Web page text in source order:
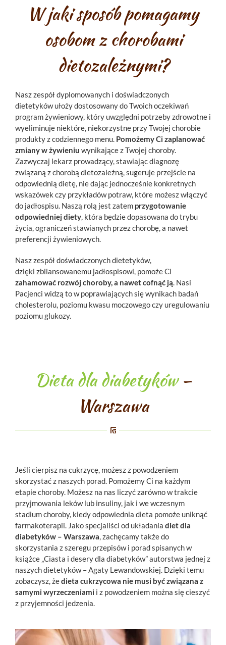
W jaki sposób pomagamy
osobom z chorobami
dietozależnymi?
Nasz zespół dyplomowanych i doświadczonych
dietetyków ułoży dostosowany do Twoich oczekiwań
program żywieniowy, który uwzględni potrzeby zdrowotne i
wyeliminuje niektóre, niekorzystne przy Twojej chorobie
produkty z codziennego menu. Pomożemy Ci zaplanować
zmiany w żywieniu wynikające z Twojej choroby.
Zazwyczaj lekarz prowadzący, stawiając diagnozę
związaną z chorobą dietozależną, sugeruje przejście na
odpowiednią dietę, nie dając jednocześnie konkretnych
wskazówek czy przykładów potraw, które możesz włączyć
do jadłospisu. Naszą rolą jest zatem przygotowanie
odpowiedniej diety, która będzie dopasowana do trybu
życia, ograniczeń stawianych przez chorobę, a nawet
preferencji żywieniowych.
Nasz zespół doświadczonych dietetyków,
dzięki zbilansowanemu jadłospisowi, pomoże Ci
zahamować rozwój choroby, a nawet cofnąć ją. Nasi
Pacjenci widzą to w poprawiających się wynikach badań
cholesterolu, poziomu kwasu moczowego czy uregulowaniu
poziomu glukozy.
Dieta dla diabetyków –
Warszawa
Jeśli cierpisz na cukrzycę, możesz z powodzeniem
skorzystać z naszych porad. Pomożemy Ci na każdym
etapie choroby. Możesz na nas liczyć zarówno w trakcie
przyjmowania leków lub insuliny, jak i we wczesnym
stadium choroby, kiedy odpowiednia dieta pomoże uniknąć
farmakoterapii. Jako specjaliści od układania diet dla
diabetyków – Warszawa, zachęcamy także do
skorzystania z szeregu przepisów i porad spisanych w
książce „Ciasta i desery dla diabetyków” autorstwa jednej z
naszych dietetyków – Agaty Lewandowskiej. Dzięki temu
zobaczysz, żedieta cukrzycowa nie musi być związana z
samymi wyrzeczeniami i z powodzeniem można się cieszyć
z przyjemności jedzenia.